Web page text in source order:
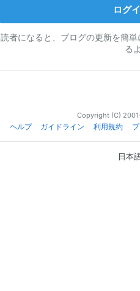
ログ
読者になると、ブログの更新を簡
る
Copyright (C)
ヘルプ
ガイドライン 利用規約
日本